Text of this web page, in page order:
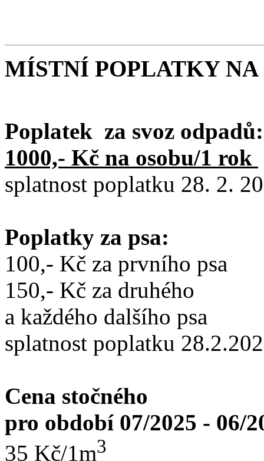
MÍSTNÍ POPLATKY NA
Poplatek za svoz odpadů:
1000,- Kč na osobu/1 rok
splatnost poplatku 28. 2.
Poplatky za psa:
100,- Kč za prvního psa
150,- Kč za druhého
a každého dalšího psa
splatnost poplatku
Cena stočného
pro období 07/2025 - 06/
35 Kč/1m3